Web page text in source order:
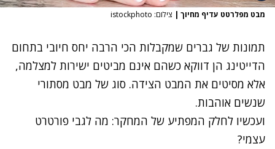
מבט מפלרטט עדיף מחיוך | צילום: istockphoto
תמונות של גברים שמקבלות הכי הרבה יחס חיובי בתחום
הדייטינג הן דווקא כשהם אינם מביטים ישירות למצלמה,
אלא מסיטים את המבט הצידה. סוג של מבט מסתורי
שנשים אוהבות.
ועכשיו לחלק המפתיע של המחקר: מה לגבי פורטרט
עצמי?